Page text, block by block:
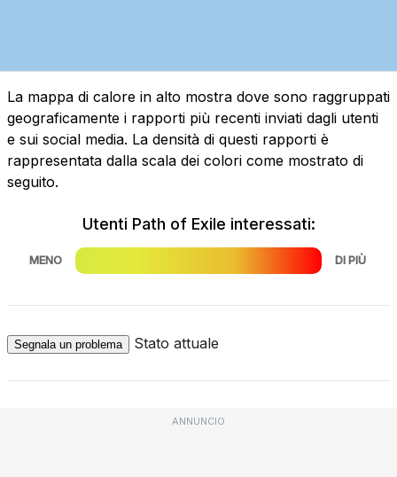
La mappa di calore in alto mostra dove sono raggruppati
geograficamente i rapporti più recenti inviati dagli utenti
e sui social media. La densità di questi rapporti è
rappresentata dalla scala dei colori come mostrato di
seguito.
Utenti Path of Exile interessati:
MENO DI PIÙ
Segnala un problema Stato attuale
ANNUNCIO